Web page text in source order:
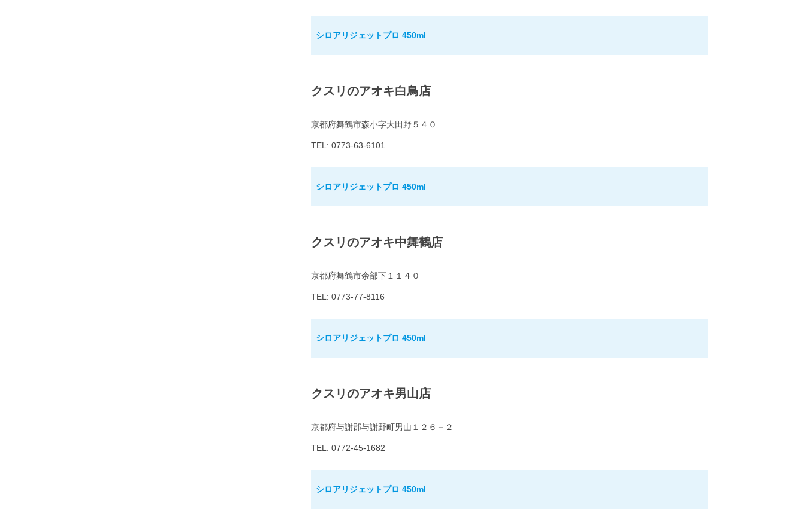
シロアリジェットプロ 450ml
クスリのアオキ白鳥店
京都府舞鶴市森小字大田野５４０
TEL: 0773-63-6101
シロアリジェットプロ 450ml
クスリのアオキ中舞鶴店
京都府舞鶴市余部下１１４０
TEL: 0773-77-8116
シロアリジェットプロ 450ml
クスリのアオキ男山店
京都府与謝郡与謝野町男山１２６－２
TEL: 0772-45-1682
シロアリジェットプロ 450ml